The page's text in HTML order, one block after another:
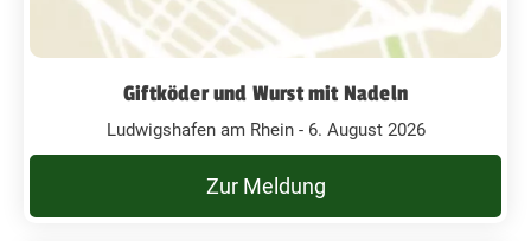
Giftköder und Wurst mit Nadeln
Ludwigshafen am Rhein - 6. August 2026
Zur Meldung